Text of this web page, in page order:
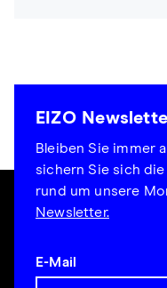
EIZO
Bleiben Sie immer
sichern Sie sich
rund um unsere
Newsletter.
E-Mail